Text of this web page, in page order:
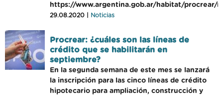
https://www.argentina.gob.ar/habitat/procrear/
29.08.2020 | Noticias
Procrear: ¿cuáles son las líneas de
crédito que se habilitarán en
septiembre?
En la segunda semana de este mes se lanzará
la inscripción para las cinco líneas de crédito
hipotecario para ampliación, construcción y